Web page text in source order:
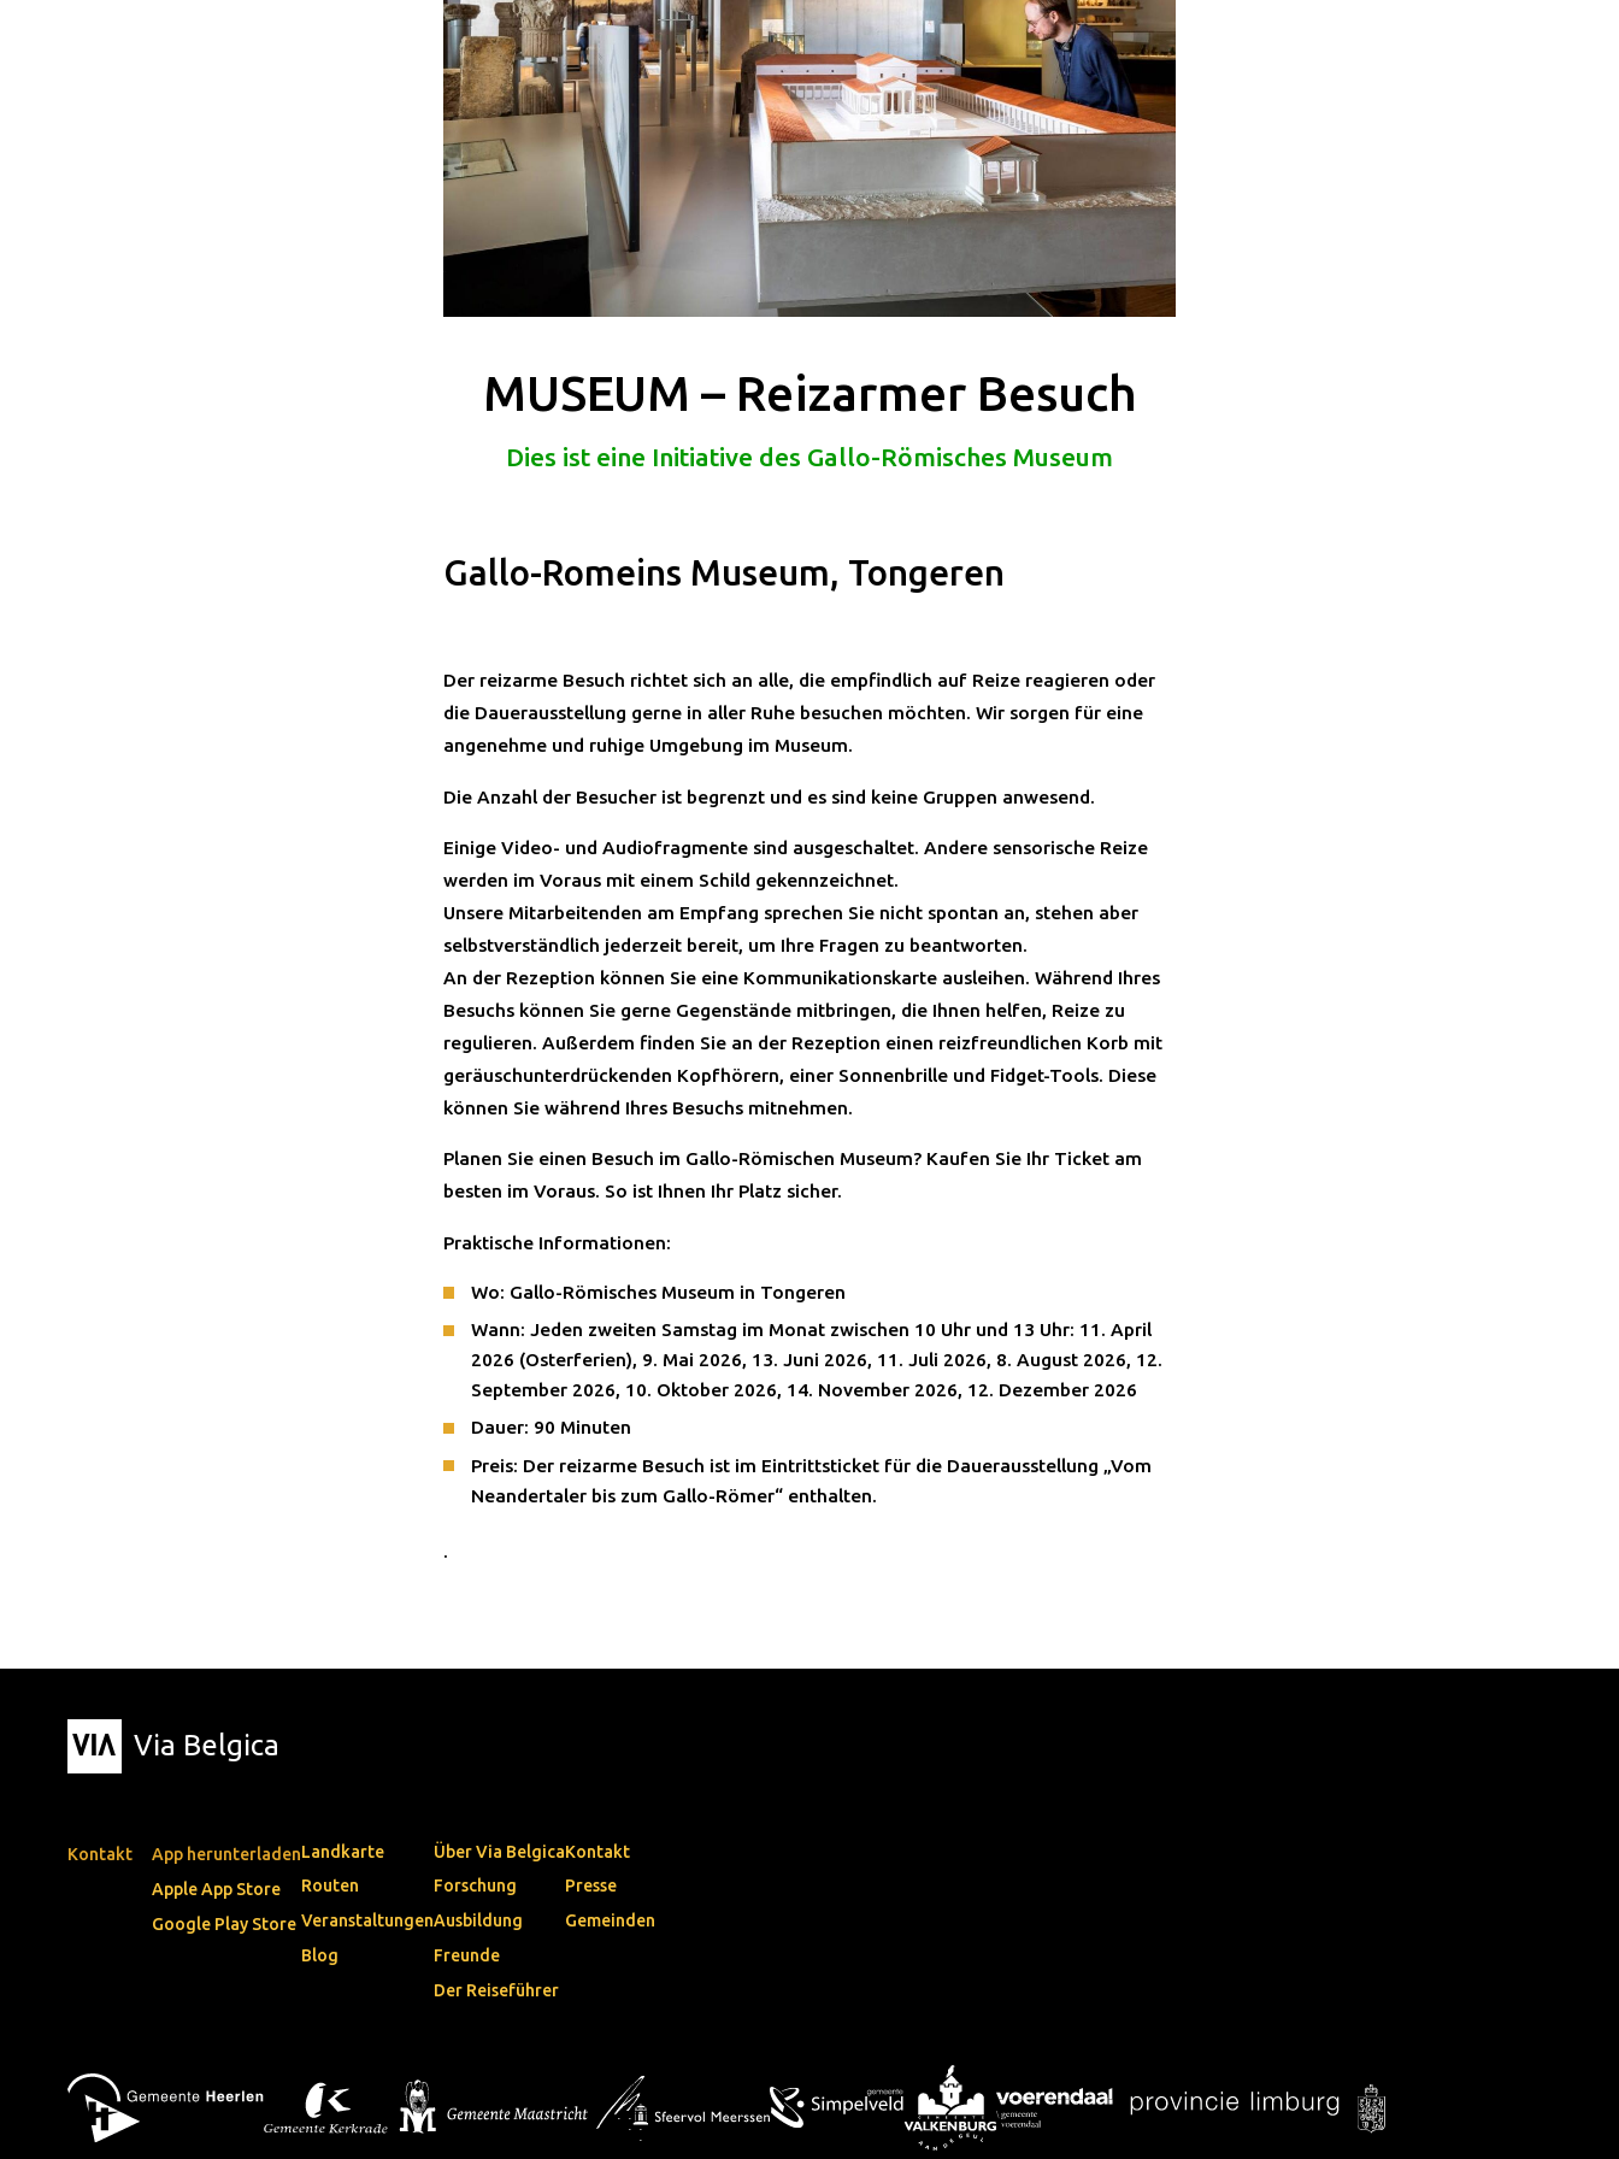
MUSEUM – Reizarmer Besuch
Dies ist eine Initiative des Gallo-Römisches Museum
Gallo-Romeins Museum, Tongeren
Der reizarme Besuch richtet sich an alle, die empfindlich auf Reize reagieren oder
die Dauerausstellung gerne in aller Ruhe besuchen möchten. Wir sorgen für eine
angenehme und ruhige Umgebung im Museum.
Die Anzahl der Besucher ist begrenzt und es sind keine Gruppen anwesend.
Einige Video- und Audiofragmente sind ausgeschaltet. Andere sensorische Reize
werden im Voraus mit einem Schild gekennzeichnet.
Unsere Mitarbeitenden am Empfang sprechen Sie nicht spontan an, stehen aber
selbstverständlich jederzeit bereit, um Ihre Fragen zu beantworten.
An der Rezeption können Sie eine Kommunikationskarte ausleihen. Während Ihres
Besuchs können Sie gerne Gegenstände mitbringen, die Ihnen helfen, Reize zu
regulieren. Außerdem finden Sie an der Rezeption einen reizfreundlichen Korb mit
geräuschunterdrückenden Kopfhörern, einer Sonnenbrille und Fidget-Tools. Diese
können Sie während Ihres Besuchs mitnehmen.
Planen Sie einen Besuch im Gallo-Römischen Museum? Kaufen Sie Ihr Ticket am
besten im Voraus. So ist Ihnen Ihr Platz sicher.
Praktische Informationen:
Wo: Gallo-Römisches Museum in Tongeren
Wann: Jeden zweiten Samstag im Monat zwischen 10 Uhr und 13 Uhr: 11. April
2026 (Osterferien), 9. Mai 2026, 13. Juni 2026, 11. Juli 2026, 8. August 2026, 12.
September 2026, 10. Oktober 2026, 14. November 2026, 12. Dezember 2026
Dauer: 90 Minuten
Preis: Der reizarme Besuch ist im Eintrittsticket für die Dauerausstellung „Vom
Neandertaler bis zum Gallo-Römer“ enthalten.
.
Via Belgica
Kontakt
App herunterladen
Apple App Store
Google Play Store
Landkarte
Routen
Veranstaltungen
Blog
Über Via Belgica
Forschung
Ausbildung
Freunde
Der Reiseführer
Kontakt
Presse
Gemeinden